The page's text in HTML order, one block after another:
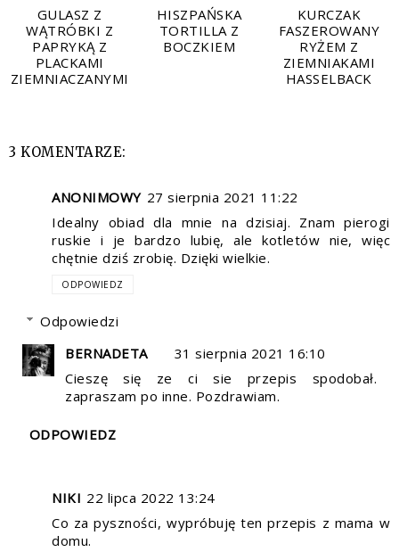
GULASZ Z
WĄTRÓBKI Z
PAPRYKĄ Z
PLACKAMI
ZIEMNIACZANYMI
HISZPAŃSKA
TORTILLA Z
BOCZKIEM
KURCZAK
FASZEROWANY
RYŻEM Z
ZIEMNIAKAMI
HASSELBACK
3 KOMENTARZE:
ANONIMOWY 27 sierpnia 2021 11:22
Idealny obiad dla mnie na dzisiaj. Znam pierogi
ruskie i je bardzo lubię, ale kotletów nie, więc
chętnie dziś zrobię. Dzięki wielkie.
ODPOWIEDZ
Odpowiedzi
BERNADETA
31 sierpnia 2021 16:10
Cieszę się ze ci sie przepis spodobał.
zapraszam po inne. Pozdrawiam.
ODPOWIEDZ
NIKI 22 lipca 2022 13:24
Co za pyszności, wypróbuję ten przepis z mama w
domu.